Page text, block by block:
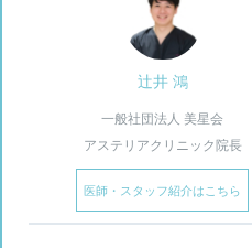
辻井 鴻
一般社団法人 美星会
アステリアクリニック院長
医師・スタッフ紹介はこちら